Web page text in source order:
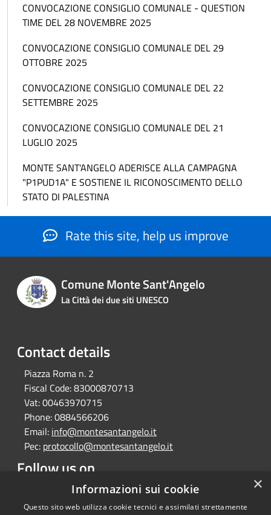
CONVOCAZIONE CONSIGLIO COMUNALE - QUESTION
TIME DEL 28 NOVEMBRE 2025
CONVOCAZIONE CONSIGLIO COMUNALE DEL 29
OTTOBRE 2025
CONVOCAZIONE CONSIGLIO COMUNALE DEL 22
SETTEMBRE 2025
CONVOCAZIONE CONSIGLIO COMUNALE DEL 21
LUGLIO 2025
MONTE SANT'ANGELO ADERISCE ALLA CAMPAGNA
"P1PUD1A" E SOSTIENE IL RICONOSCIMENTO DELLO
STATO DI PALESTINA
Rate this site, help us improve
Comune Monte Sant'Angelo
La Città dei due siti UNESCO
Contact details
Piazza Roma n. 2
Fiscal Code:83000870713
Vat:00463970715
Phone:0884566206
Email: info@montesantangelo.it
Pec: protocollo@montesantangelo.it
Follow us on
FacebookYoutubeInstagramTelegramWhatsapp ×
Informazioni sui cookie
Questo sito web utilizza cookie tecnici e assimilati strettamente